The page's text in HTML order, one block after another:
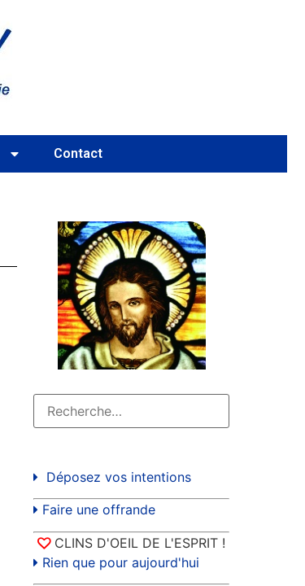
Contact
Déposez vos intentions
Faire une offrande
CLINS D'OEIL DE L'ESPRIT !
Rien que pour aujourd'hui